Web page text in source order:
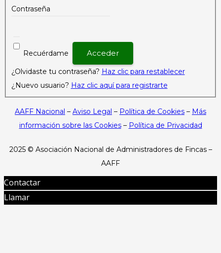
Contraseña
Recuérdame
¿Olvidaste tu contraseña? Haz clic para restablecer
¿Nuevo usuario? Haz clic aquí para registrarte
AAFF Nacional – Aviso Legal – Política de Cookies – Más
información sobre las Cookies– Política de Privacidad
2025 © Asociación Nacional de Administradores de Fincas –
AAFF
Contactar
Llamar